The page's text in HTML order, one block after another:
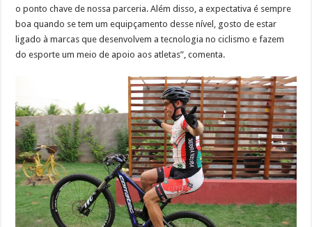
o ponto chave de nossa parceria. Além disso, a expectativa é sempre
boa quando se tem um equipçamento desse nível, gosto de estar
ligado à marcas que desenvolvem a tecnologia no ciclismo e fazem
do esporte um meio de apoio aos atletas”, comenta.